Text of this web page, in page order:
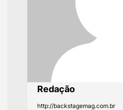
t
i
o
n
Redação
http://backstagemag.com.br